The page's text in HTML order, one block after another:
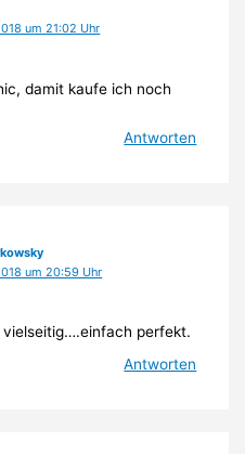
um 21:02 Uhr
damit kaufe ich noch
Antworten
um 20:59 Uhr
vielseitig….einfach perfekt.
Antworten